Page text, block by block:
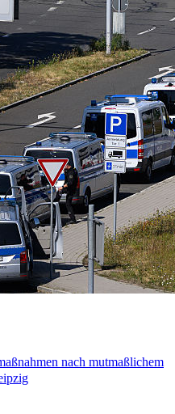
nach mutmaßlichem